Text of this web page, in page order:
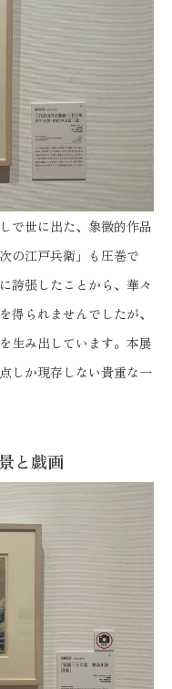
で世に出た、象徴的作品
の江戸兵衛」も圧巻で
誇張したことから、華々
得られませんでしたが、
生み出しています。本展
しか現存しない貴重な一
と戯画